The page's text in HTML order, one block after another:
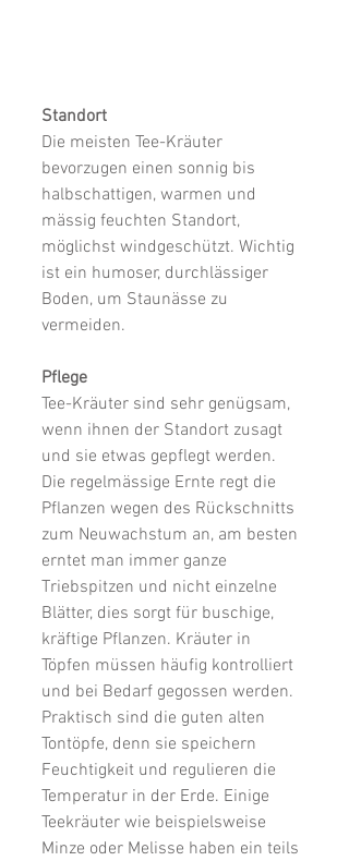
Standort
Die meisten Tee-Kräuter
bevorzugen einen sonnig bis
halbschattigen, warmen und
mässig feuchten Standort,
möglichst windgeschützt. Wichtig
ist ein humoser, durchlässiger
Boden, um Staunässe zu
vermeiden.
Pflege
Tee-Kräuter sind sehr genügsam,
wenn ihnen der Standort zusagt
und sie etwas gepflegt werden.
Die regelmässige Ernte regt die
Pflanzen wegen des Rückschnitts
zum Neuwachstum an, am besten
erntet man immer ganze
Triebspitzen und nicht einzelne
Blätter, dies sorgt für buschige,
kräftige Pflanzen. Kräuter in
Töpfen müssen häufig kontrolliert
und bei Bedarf gegossen werden.
Praktisch sind die guten alten
Tontöpfe, denn sie speichern
Feuchtigkeit und regulieren die
Temperatur in der Erde. Einige
Teekräuter wie beispielsweise
Minze oder Melisse haben ein teils